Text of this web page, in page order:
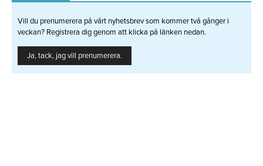
Vill du prenumerera på vårt nyhetsbrev som kommer två gånger i
veckan? Registrera dig genom att klicka på länken nedan.
Ja, tack, jag vill prenumerera.